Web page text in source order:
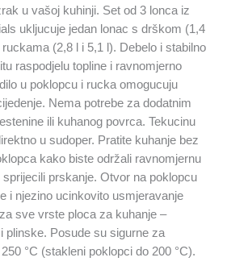
u vašoj kuhinji. Set od 3 lonca iz
ukljucuje jedan lonac s drškom (1,4
(2,8 l i 5,1 l). Debelo i stabilno
raspodjelu topline i ravnomjerno
u poklopcu i rucka omogucuju
Nema potrebe za dodatnim
ili kuhanog povrca. Tekucinu
u sudoper. Pratite kuhanje bez
kako biste održali ravnomjernu
prskanje. Otvor na poklopcu
i njezino ucinkovito usmjeravanje
sve vrste ploca za kuhanje –
plinske. Posude su sigurne za
°C (stakleni poklopci do 200 °C).